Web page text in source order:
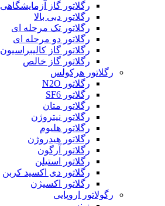
رگلاتور گاز آزمایشگاهی
رگلاتور دبی بالا
رگلاتور تک مرحله ای
رگلاتور دو مرحله ای
رگلاتور گاز کالیبراسیون
رگلاتور گاز خالص
رگلاتور هرکولس
رگلاتور N2O
رگلاتور SF6
رگلاتور متان
رگلاتور نیتروژن
رگلاتور هلیوم
رگلاتور هیدروژن
رگلاتور آرگون
رگلاتور استیلن
رگلاتور دی اکسید کربن
رگلاتور اکسیژن
رگولاتور اروپایی